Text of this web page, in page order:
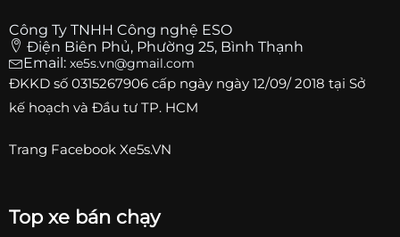
Công Ty TNHH Công nghệ ESO
Điện Biên Phủ, Phường 25, Bình Thạnh
Email: xe5s.vn@gmail.com
ĐKKD số 0315267906 cấp ngày ngày 12/09/ 2018 tại Sở
kế hoạch và Đầu tư TP. HCM
Trang Facebook Xe5s.VN
Top xe bán chạy